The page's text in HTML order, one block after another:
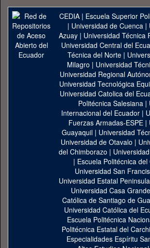
CEDIA| Escuela Superior
| Universidad de Cuenca|
Azuay| Universidad Técnica
Universidad Central del
Técnica del Norte |
Milagro | Universidad
Universidad Regional
Universidad Tecnológica
Universidad Catolica del
Politécnica Salesiana |
Internacional del Ecuador |
Fuerzas Armadas-ESPE |
Guayaquil| Universidad
Universidad de Otavalo |
del Chimborazo |
| Escuela Politécnica
Universidad San
Universidad Estatal
Universidad Casa Grande
Católica de Santiago de
Universidad Católica del
Escuela Politécnica
Politécnica Estatal del Carchi
Especialidades Espíritu